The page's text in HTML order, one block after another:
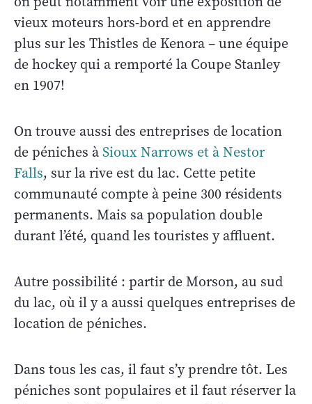
vieux moteurs hors-bord et en apprendre
plus sur les Thistles de Kenora – une équipe
de hockey qui a remporté la Coupe Stanley
en 1907!
On trouve aussi des entreprises de location
de péniches àSioux Narrows et à Nestor
Falls, sur la rive est du lac. Cette petite
communauté compte à peine 300 résidents
permanents. Mais sa population double
durant l’été, quand les touristes y affluent.
Autre possibilité : partir de Morson, au sud
du lac, où il y a aussi quelques entreprises de
location de péniches.
Dans tous les cas, il faut s’y prendre tôt. Les
péniches sont populaires et il faut réserver la